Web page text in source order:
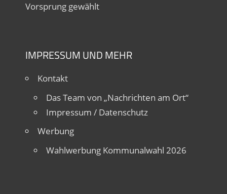
Vorsprung gewählt
IMPRESSUM UND MEHR
Kontakt
Das Team von „Nachrichten am Ort“
Impressum / Datenschutz
Werbung
Wahlwerbung Kommunalwahl 2026